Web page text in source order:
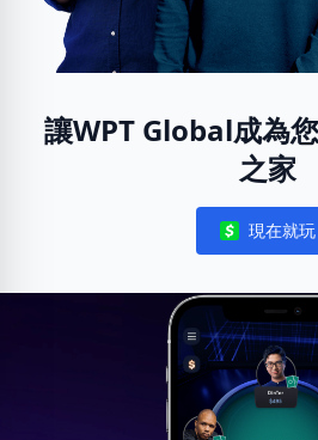
讓WPT Global成為
之家
Notifications
現在就玩